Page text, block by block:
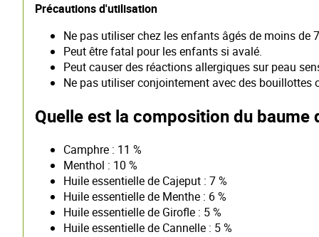
Précautions d'utilisation
Ne pas utiliser chez les enfants âgés de moins
Peut être fatal pour les enfants si avalé.
Peut causer des réactions allergiques sur peau
Ne pas utiliser conjointement avec des
Quelle est la composition du baume
Camphre : 11 %
Menthol : 10 %
Huile essentielle de Cajeput : 7 %
Huile essentielle de Menthe : 6 %
Huile essentielle de Girofle : 5 %
Huile essentielle de Cannelle : 5 %